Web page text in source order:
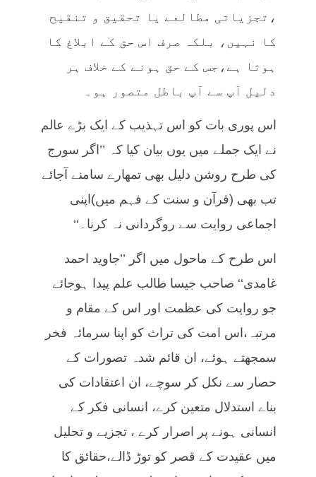
،تجزیاتی مطالعے یا تحقیق و تنقیح
کا نہیں، بلکہ صرف اس حق کے ابلاغ کا
ہوتا ہے،جس کے حق ہونے کے خلاف ہر
دلیل آپ سے آپ باطل متصور ہو۔
اس پوری بات کو اس تہذیب کے ایک بڑے عالم
نے ایک جملے میں یوں بیان کیا کہ ’’اگر سورج
کی طرح روشن دلیل بھی تمھارے سامنے آجائے
تب بھی (قرآن و سنت کے فہم میں)اپنی
اجماعی روایت سے روگردانی نہ کرنا۔‘‘
اس طرح کے ماحول میں اگر ’’جاوید احمد
غامدی‘‘ صاحب جیسا طالب علم پیدا ہوجائے
جو روایت کی عظمت اور اس کے مقام و
مرتبہ،اس امت کی تراث کو اپنا سرمائہ فخر
سمجھتے ہوئے، ان قائم شدہ تصورات کے
حصار سے نکل کر سوچے، ان اعتقادات کی
بناے استدلال متعین کرے، انسانی فکر کے
انسانی ہونے پر اصرار کرے ، تجزیے و تحلیل
میں عقیدت کے قصر کو توڑ ڈالے،حقائق کا